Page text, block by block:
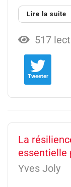
Lire la suite
517
Tweeter
La
essentielle
Yves Joly